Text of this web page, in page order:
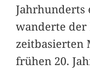
Jahrhunderts
wanderte
zeitbasierten
frühen 20.